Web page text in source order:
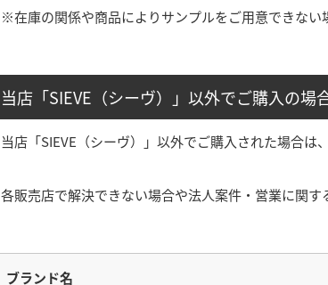
※在庫の関係や商品によりサンプルをご用意できない
当店「SIEVE（シーヴ）」以外でご購入の
当店「SIEVE（シーヴ）」以外でご購入された場合は
各販売店で解決できない場合や法人案件・営業に関
ブランド名